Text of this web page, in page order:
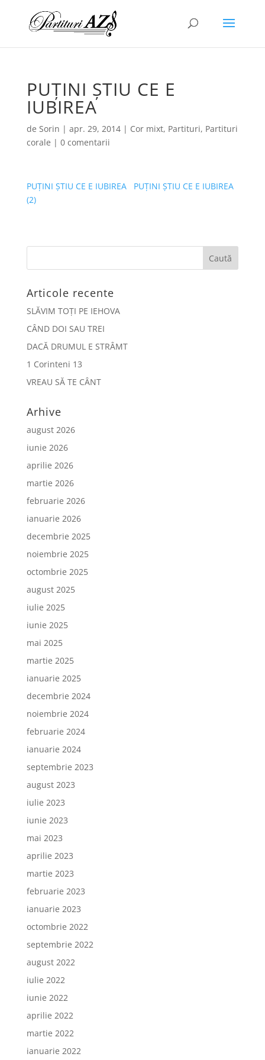
PUȚINI ȘTIU CE E
IUBIREA
de Sorin | apr. 29, 2014| Cor mixt, Partituri, Partituri
corale | 0 comentarii
PUȚINI ȘTIU CE E IUBIREA
PUȚINI ȘTIU CE E IUBIREA
(2)
Articole recente
SLĂVIM TOȚI PE IEHOVA
CÂND DOI SAU TREI
DACĂ DRUMUL E STRÂMT
1 Corinteni 13
VREAU SĂ TE CÂNT
Arhive
august 2026
iunie 2026
aprilie 2026
martie 2026
februarie 2026
ianuarie 2026
decembrie 2025
noiembrie 2025
octombrie 2025
august 2025
iulie 2025
iunie 2025
mai 2025
martie 2025
ianuarie 2025
decembrie 2024
noiembrie 2024
februarie 2024
ianuarie 2024
septembrie 2023
august 2023
iulie 2023
iunie 2023
mai 2023
aprilie 2023
martie 2023
februarie 2023
ianuarie 2023
octombrie 2022
septembrie 2022
august 2022
iulie 2022
iunie 2022
aprilie 2022
martie 2022
ianuarie 2022